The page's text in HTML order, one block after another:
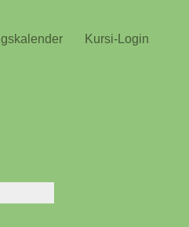
Kursi-Login